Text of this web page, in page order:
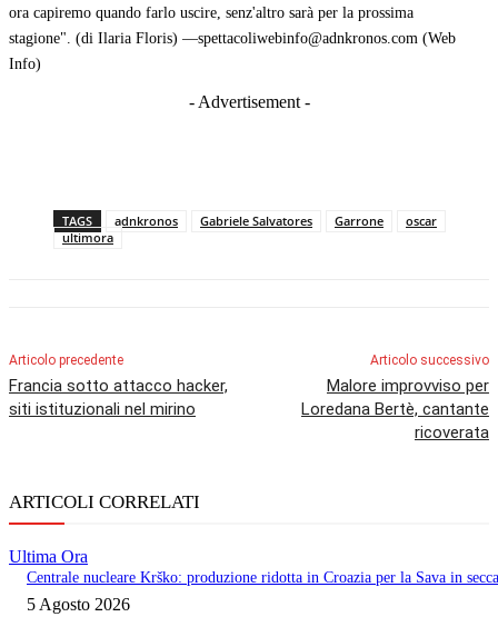
ora capiremo quando farlo uscire, senz'altro sarà per la prossima
stagione". (di Ilaria Floris) —spettacoliwebinfo@adnkronos.com (Web
Info)
- Advertisement -
TAGS adnkronos Gabriele Salvatores Garrone
oscar
ultimora
Articolo precedente
Francia sotto attacco hacker,
siti istituzionali nel mirino
Articolo successivo
Malore improvviso per
Loredana Bertè, cantante
ricoverata
ARTICOLI CORRELATI
Ultima Ora
Centrale nucleare Krško: produzione ridotta in Croazia per la Sava in secca
5 Agosto 2026